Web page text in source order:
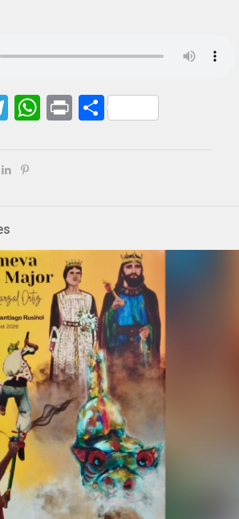
Telegram
WhatsApp
PrintShare